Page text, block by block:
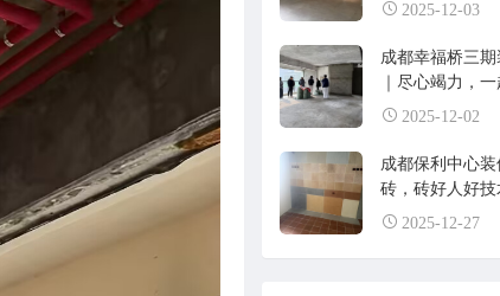
2025-12-03
成都幸福桥三
｜尽心竭力，
2025-12-02
成都保利中心
砖，砖好人好技
2025-12-27